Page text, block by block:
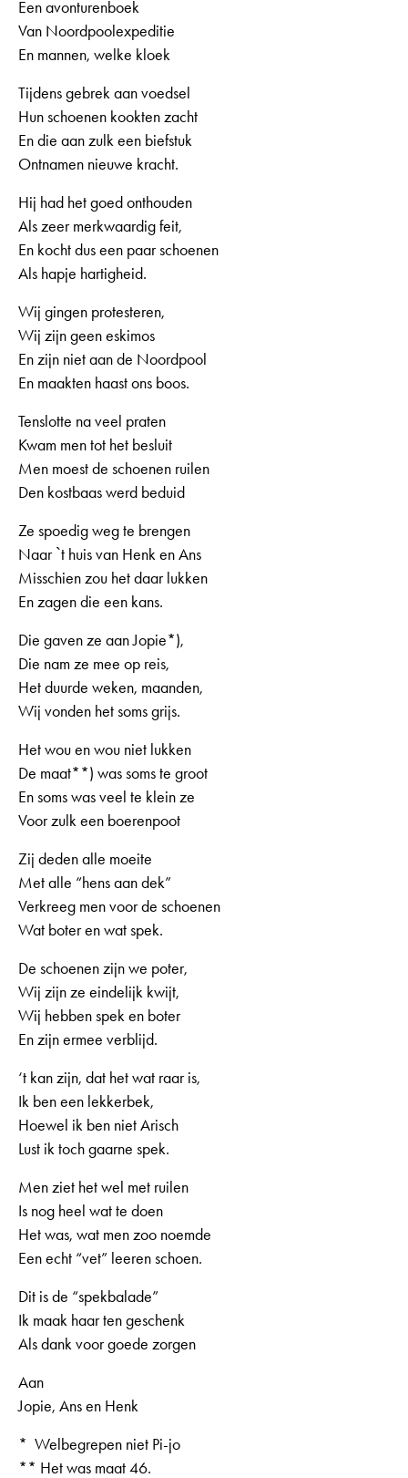
Een avonturenboek
Van Noordpoolexpeditie
En mannen, welke kloek
Tijdens gebrek aan voedsel
Hun schoenen kookten zacht
En die aan zulk een biefstuk
Ontnamen nieuwe kracht.
Hij had het goed onthouden
Als zeer merkwaardig feit,
En kocht dus een paar schoenen
Als hapje hartigheid.
Wij gingen protesteren,
Wij zijn geen eskimos
En zijn niet aan de Noordpool
En maakten haast ons boos.
Tenslotte na veel praten
Kwam men tot het besluit
Men moest de schoenen ruilen
Den kostbaas werd beduid
Ze spoedig weg te brengen
Naar `t huis van Henk en Ans
Misschien zou het daar lukken
En zagen die een kans.
Die gaven ze aan Jopie*),
Die nam ze mee op reis,
Het duurde weken, maanden,
Wij vonden het soms grijs.
Het wou en wou niet lukken
De maat**) was soms te groot
En soms was veel te klein ze
Voor zulk een boerenpoot
Zij deden alle moeite
Met alle “hens aan dek”
Verkreeg men voor de schoenen
Wat boter en wat spek.
De schoenen zijn we poter,
Wij zijn ze eindelijk kwijt,
Wij hebben spek en boter
En zijn ermee verblijd.
‘t kan zijn, dat het wat raar is,
Ik ben een lekkerbek,
Hoewel ik ben niet Arisch
Lust ik toch gaarne spek.
Men ziet het wel met ruilen
Is nog heel wat te doen
Het was, wat men zoo noemde
Een echt “vet” leeren schoen.
Dit is de “spekbalade”
Ik maak haar ten geschenk
Als dank voor goede zorgen
Aan
Jopie, Ans en Henk
* Welbegrepen niet Pi-jo
** Het was maat 46.